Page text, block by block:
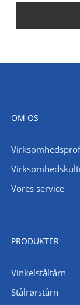
OM OS
Vores service
PRODUKTER
Vinkelståltårn
Stålrørstårn